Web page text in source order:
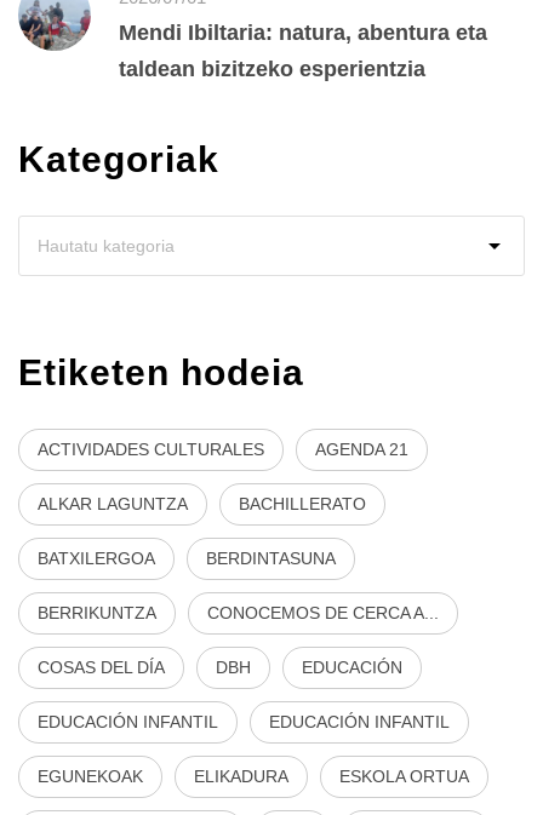
Mendi Ibiltaria: natura, abentura eta
taldean bizitzeko esperientzia
Kategoriak
Etiketen hodeia
ACTIVIDADES CULTURALES AGENDA 21
ALKAR LAGUNTZA BACHILLERATO
BATXILERGOA BERDINTASUNA
BERRIKUNTZA CONOCEMOS DE CERCA A...
COSAS DEL DÍA DBH EDUCACIÓN
EDUCACIÓN INFANTIL EDUCACIÓN INFANTIL
EGUNEKOAK ELIKADURA ESKOLA ORTUA